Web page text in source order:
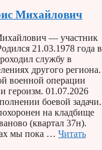
Михайлович
— участник
21.03.1978 года в
службу в
другого региона.
военной операции
героизм. 01.07.2026
боевой задачи.
на кладбище
(квартал 37н).
мы пока … Читать